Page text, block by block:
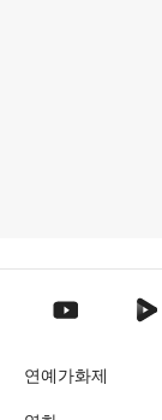
텐아시아 유튜브
텐
연예가화제